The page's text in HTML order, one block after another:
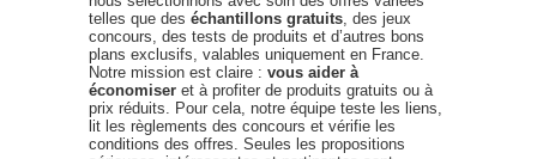
telles que des échantillons gratuits , des jeux
concours, des tests de produits et d’autres bons
plans exclusifs, valables uniquement en France.
Notre mission est claire : vous aider à
économiser et à profiter de produits gratuits ou à
prix réduits. Pour cela, notre équipe teste les liens,
lit les règlements des concours et vérifie les
conditions des offres. Seules les propositions